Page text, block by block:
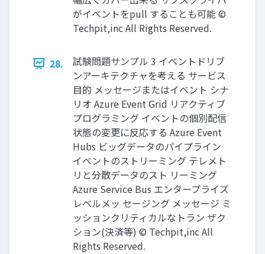
がイベントをpull することも可能 ©
Techpit,inc All Rights Reserved.
28.
試験問題サンプル 3 イベントドリブ
ンアーキテクチャを考える サービス
目的 メッセージまたはイベント シナ
リオ Azure Event Grid リアクティブ
プログラミング イベントの個別配信
状態の変更に反応する Azure Event
Hubs ビッグデータのパイプライン
イベントのストリーミング テレメト
リと分散データのスト リーミング
Azure Service Bus エンタープライズ
レベルメッ セージング メッセージ ミ
ッションクリティカルなトラン ザク
ション(決済等) © Techpit,inc All
Rights Reserved.